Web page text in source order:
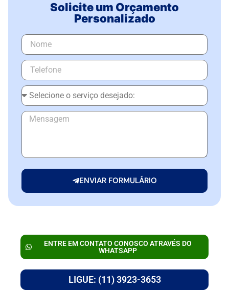
Solicite um Orçamento
Personalizado
ENVIAR FORMULÁRIO
ENTRE EM CONTATO CONOSCO ATRAVÉS DO
WHATSAPP
LIGUE: (11) 3923-3653